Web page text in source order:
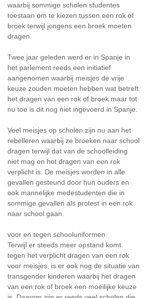
waarbij sommige scholen studentes
toestaan om te kiezen tussen een rok of
broek terwijl jongens een broek moeten
dragen.
Twee jaar geleden werd er in Spanje in
het parlement reeds een initiatief
aangenomen waarbij meisjes de vrije
keuze zouden moeten hebben wat betreft
het dragen van een rok of broek maar tot
nu toe is dit nog niet ingevoerd in Spanje.
Veel meisjes op scholen zijn nu aan het
rebelleren waarbij ze broeken naar school
dragen terwijl dat van de schoolleiding
niet mag en het dragen van een rok
verplicht is. De meisjes worden in alle
gevallen gesteund door hun ouders en
ook mannelijke medestudenten die in
sommige gevallen als protest in een rok
naar school gaan.
voor en tegen schooluniformen
Terwijl er steeds meer opstand komt
tegen het verplicht dragen van een rok
voor meisjes, is er ook nog de situatie van
transgender kinderen waarbij het dragen
van een rok of broek een moeilijke keuze